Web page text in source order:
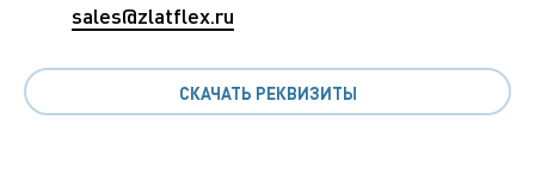
sales@zlatflex.ru
СКАЧАТЬ РЕКВИЗИТЫ